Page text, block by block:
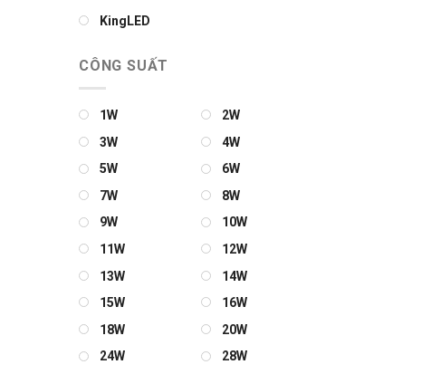
KingLED
CÔNG SUẤT
1W
2W
3W
4W
5W
6W
7W
8W
9W
10W
11W
12W
13W
14W
15W
16W
18W
20W
24W
28W